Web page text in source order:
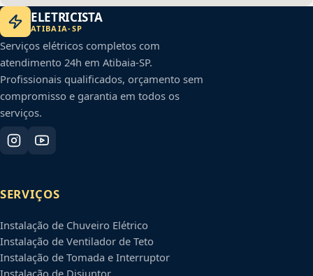
ELETRICISTA
ATIBAIA-SP
Serviços elétricos completos com
atendimento 24h em Atibaia-SP.
Profissionais qualificados, orçamento sem
compromisso e garantia em todos os
serviços.
SERVIÇOS
Instalação de Chuveiro Elétrico
Instalação de Ventilador de Teto
Instalação de Tomada e Interruptor
Instalação de Disjuntor